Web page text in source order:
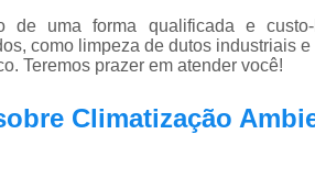
de uma forma qualificada e
como limpeza de dutos industriais
Teremos prazer em atender você!
Climatização